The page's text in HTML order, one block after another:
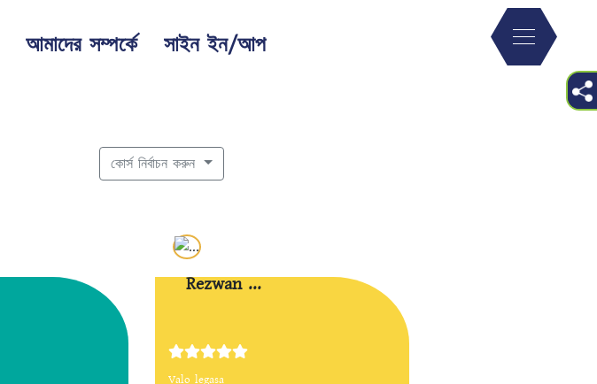
আমাদের সম্পর্কে সাইন ইন/আপ
কোর্স নির্বাচন করুন
Rezwan ...
Valo legasa